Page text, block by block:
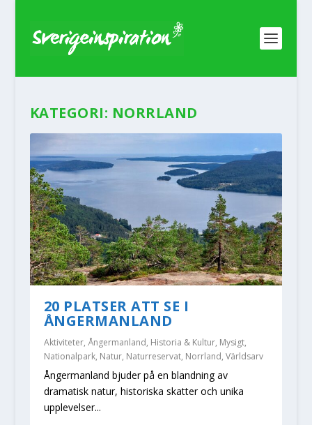
KATEGORI: NORRLAND
20 PLATSER ATT SE I
ÅNGERMANLAND
Aktiviteter, Ångermanland, Historia & Kultur, Mysigt,
Nationalpark, Natur, Naturreservat, Norrland, Världsarv
Ångermanland bjuder på en blandning av
dramatisk natur, historiska skatter och unika
upplevelser...